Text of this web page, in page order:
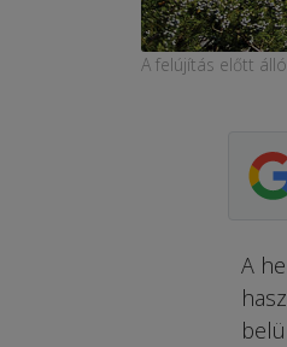
A felújítás előtt
A